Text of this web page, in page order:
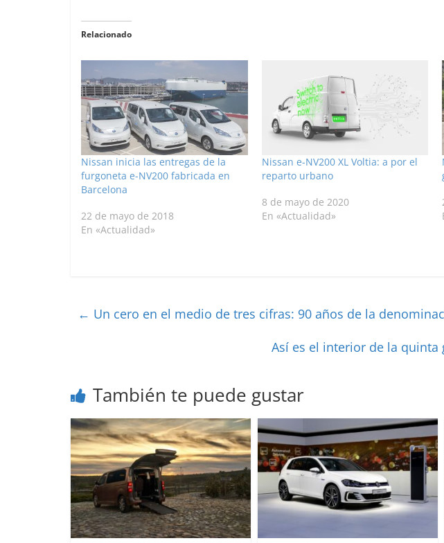
Relacionado
Nissan inicia las entregas de la
furgoneta e-NV200 fabricada en
Barcelona
22 de mayo de 2018
En «Actualidad»
Nissan e-NV200 XL Voltia: a por el
reparto urbano
8 de mayo de 2020
En «Actualidad»
← Un cero en el medio de tres cifras: 90 años de la
Así es el interior de la quinta
También te puede gustar